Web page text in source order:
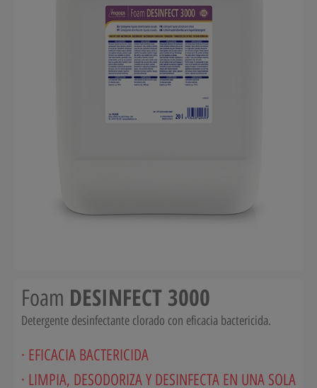
Foam DESINFECT 3000
Detergente desinfectante clorado con eficacia bactericida.
· EFICACIA BACTERICIDA
· LIMPIA, DESODORIZA Y DESINFECTA EN UNA SOLA